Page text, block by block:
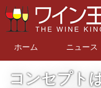
ホーム ニュース
コンセプト